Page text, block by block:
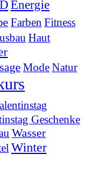
Energie
Farben Fitness
Haut
ModeNatur
Geschenke
Wasser
Winter